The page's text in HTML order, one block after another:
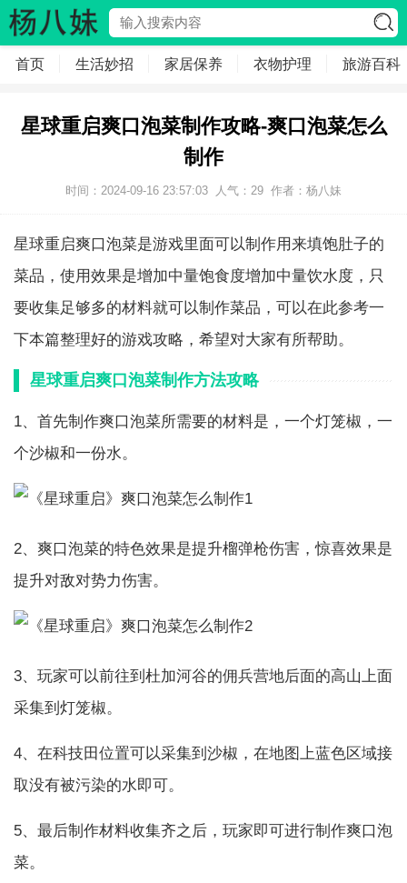
首页 生活妙招 家居保养 衣物护理 旅游百科
星球重启爽口泡菜制作攻略-爽口泡菜怎么
制作
时间：2024-09-16 23:57:03 人气： 29 作者： 杨八妹
星球重启爽口泡菜是游戏里面可以制作用来填饱肚子的
菜品，使用效果是增加中量饱食度增加中量饮水度，只
要收集足够多的材料就可以制作菜品，可以在此参考一
下本篇整理好的游戏攻略，希望对大家有所帮助。
星球重启爽口泡菜制作方法攻略
1、首先制作爽口泡菜所需要的材料是，一个灯笼椒，一
个沙椒和一份水。
2、爽口泡菜的特色效果是提升榴弹枪伤害，惊喜效果是
提升对敌对势力伤害。
3、玩家可以前往到杜加河谷的佣兵营地后面的高山上面
采集到灯笼椒。
4、在科技田位置可以采集到沙椒，在地图上蓝色区域接
取没有被污染的水即可。
5、最后制作材料收集齐之后，玩家即可进行制作爽口泡
菜。